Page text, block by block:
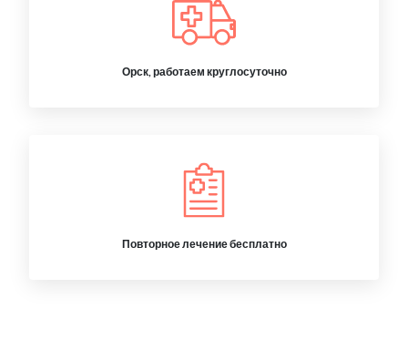
Орск, работаем круглосуточно
Повторное лечение бесплатно